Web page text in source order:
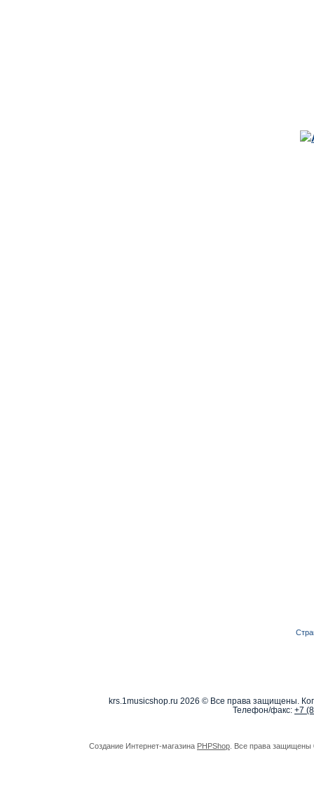
krs.1musicshop.ru 2026 © Все права защищены.
Телефон/факс: +7
Создание Интернет-магазина PHPShop . Все права защищены